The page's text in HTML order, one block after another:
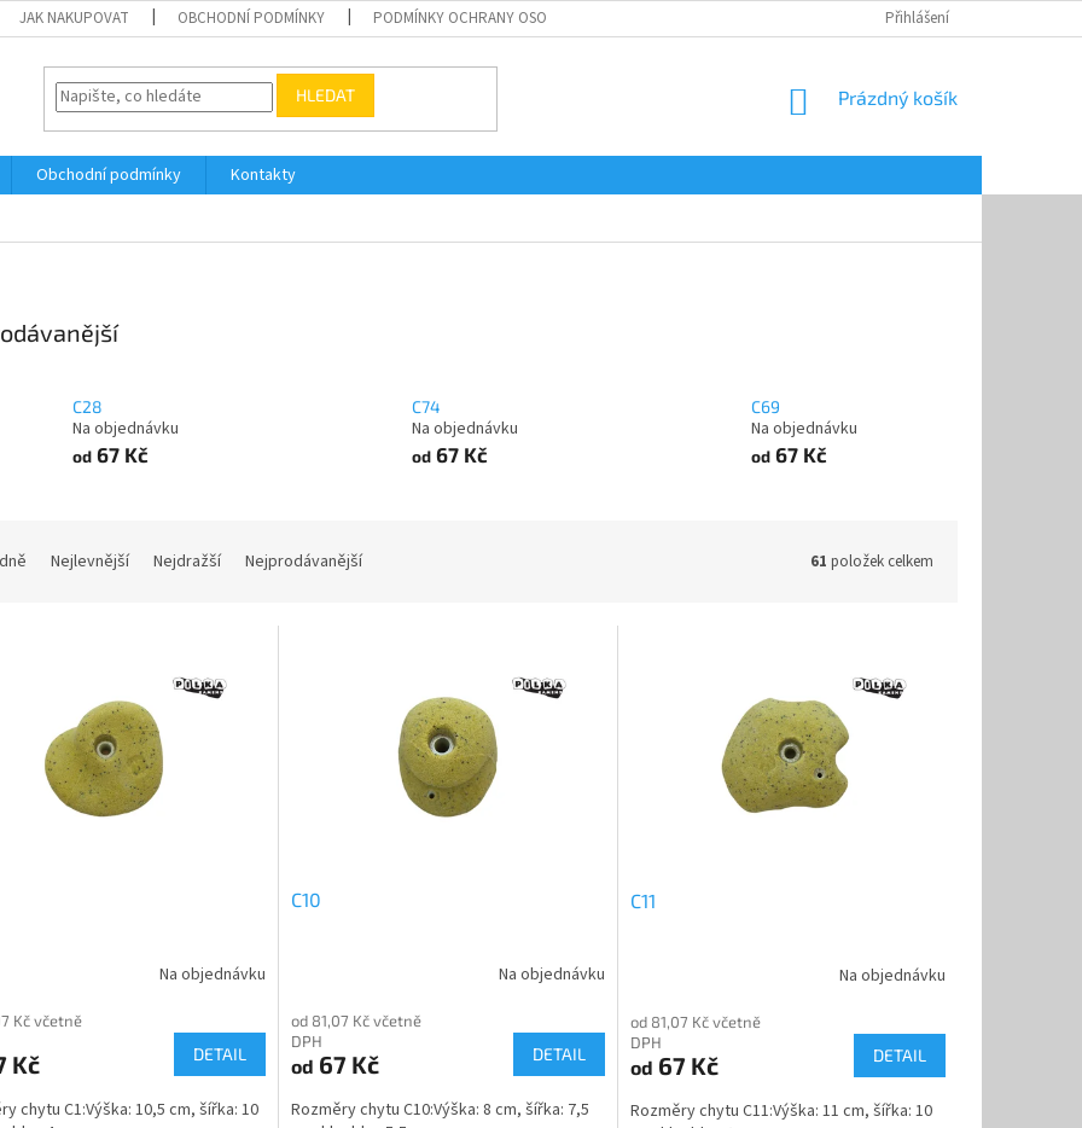
JAK NAKUPOVAT OBCHODNÍ PODMÍNKY PODMÍNKY OCHRANY OSOBNÍCH ÚDAJŮ Přihlášení
HLEDAT
NÁKUPNÍ
Prázdný košík
Obchodní podmínky
Kontakty
C28
Na objednávku
od 67 Kč
C74
Na objednávku
od67 Kč
C69
Na objednávku
od67 Kč
Nejlevnější Nejdražší Nejprodávanější 61 položek celkem
Na objednávku
Kč včetně
Kč DETAIL
chytu C1:Výška: 10,5 cm, šířka: 10
C10
Na objednávku
od 81,07 Kč včetně
DPH
od 67 Kč DETAIL
Rozměry chytu C10:Výška: 8 cm, šířka: 7,5
C11
Na objednávku
od 81,07 Kč včetně
DPH
od 67 Kč DETAIL
Rozměry chytu C11:Výška: 11 cm, šířka: 10